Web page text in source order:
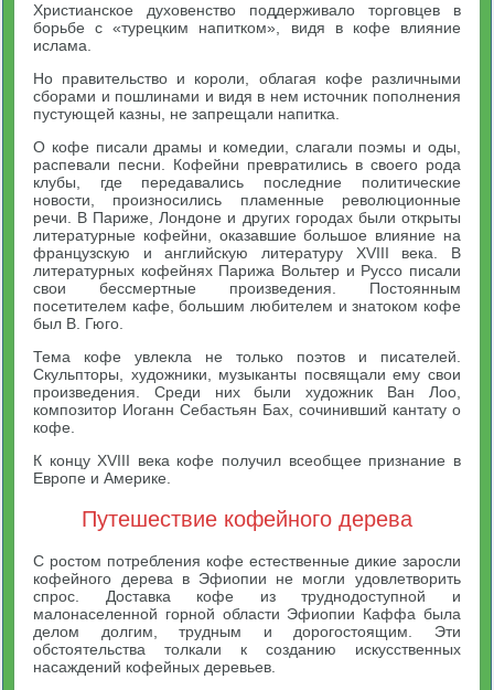
Христианское духовенство поддерживало торговцев в
борьбе с «турецким напитком», видя в кофе влияние
ислама.
Но правительство и короли, облагая кофе различными
сборами и пошлинами и видя в нем источник пополнения
пустующей казны, не запрещали напитка.
О кофе писали драмы и комедии, слагали поэмы и оды,
распевали песни. Кофейни превратились в своего рода
клубы, где передавались последние политические
новости, произносились пламенные революционные
речи. В Париже, Лондоне и других городах были открыты
литературные кофейни, оказавшие большое влияние на
французскую и английскую литературу XVIII века. В
литературных кофейнях Парижа Вольтер и Руссо писали
свои бессмертные произведения. Постоянным
посетителем кафе, большим любителем и знатоком кофе
был В. Гюго.
Тема кофе увлекла не только поэтов и писателей.
Скульпторы, художники, музыканты посвящали ему свои
произведения. Среди них были художник Ван Лоо,
композитор Иоганн Себастьян Бах, сочинивший кантату о
кофе.
К концу XVIII века кофе получил всеобщее признание в
Европе и Америке.
Путешествие кофейного дерева
С ростом потребления кофе естественные дикие заросли
кофейного дерева в Эфиопии не могли удовлетворить
спрос. Доставка кофе из труднодоступной и
малонаселенной горной области Эфиопии Каффа была
делом долгим, трудным и дорогостоящим. Эти
обстоятельства толкали к созданию искусственных
насаждений кофейных деревьев.